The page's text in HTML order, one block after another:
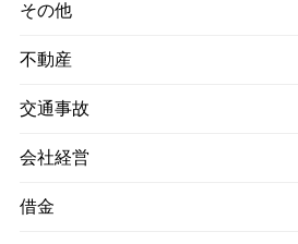
その他
不動産
交通事故
会社経営
借金